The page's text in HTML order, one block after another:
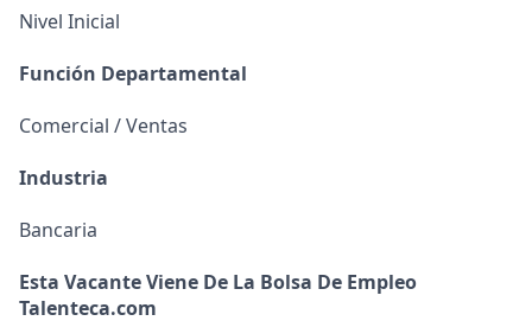
Nivel Inicial
Función Departamental
Comercial / Ventas
Industria
Bancaria
Esta Vacante Viene De La Bolsa De Empleo
Talenteca.com